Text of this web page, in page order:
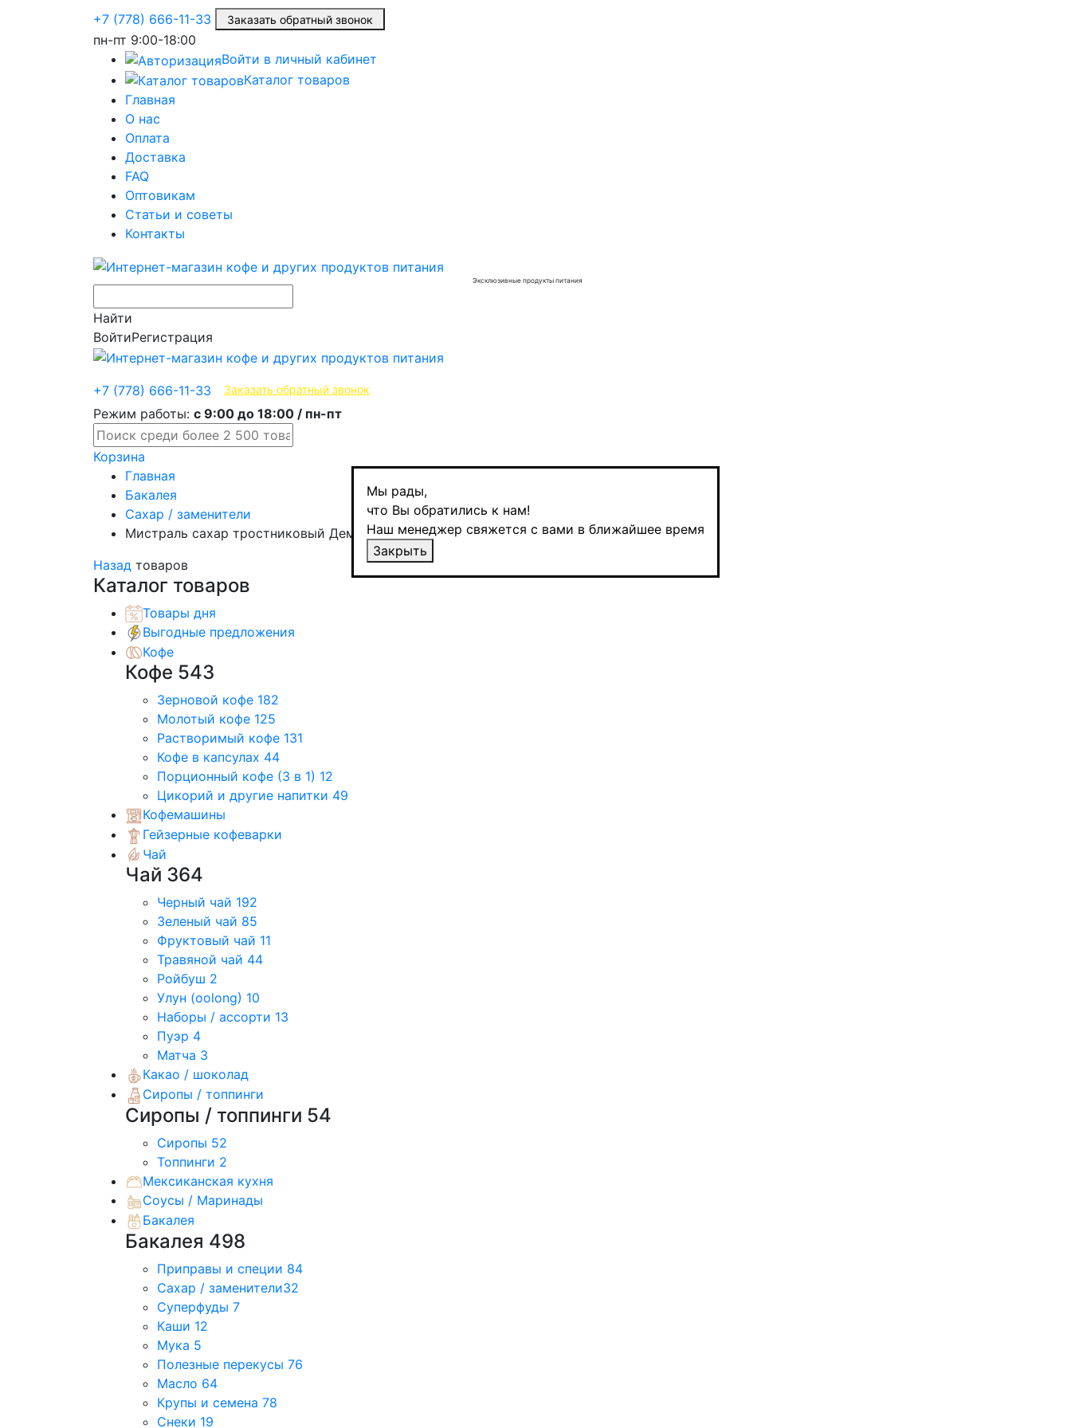
+7 (778) 666-11-33 Заказать обратный звонок
пн-пт 9:00-18:00
Войти в личный кабинет
Каталог товаров
Главная
О нас
Оплата
Доставка
FAQ
Оптовикам
Статьи и советы
Контакты
Эксклюзивные продукты питания
Найти
ВойтиРегистрация
+7 (778) 666-11-33 Заказать обратный звонок
Режим работы: с 9:00 до 18:00 / пн-пт
Корзина
Мы рады,
что Вы обратились к нам!
Наш менеджер свяжется с вами в ближайшее время
Закрыть
Главная
Бакалея
Сахар / заменители
Мистраль сахар тростниковый Демерара в кубиках, 1 кг
Назад товаров
Каталог товаров
Товары дня
Выгодные предложения
Кофе
Кофе 543
Зерновой кофе 182
Молотый кофе 125
Растворимый кофе 131
Кофе в капсулах 44
Порционный кофе (3 в 1) 12
Цикорий и другие напитки 49
Кофемашины
Гейзерные кофеварки
Чай
Чай 364
Черный чай 192
Зеленый чай 85
Фруктовый чай 11
Травяной чай 44
Ройбуш 2
Улун (oolong) 10
Наборы / ассорти 13
Пуэр 4
Матча 3
Какао / шоколад
Сиропы / топпинги
Сиропы / топпинги 54
Сиропы 52
Топпинги 2
Мексиканская кухня
Соусы / Маринады
Бакалея
Бакалея 498
Приправы и специи 84
Сахар / заменители32
Суперфуды 7
Каши 12
Мука 5
Полезные перекусы 76
Масло 64
Крупы и семена 78
Снеки 19